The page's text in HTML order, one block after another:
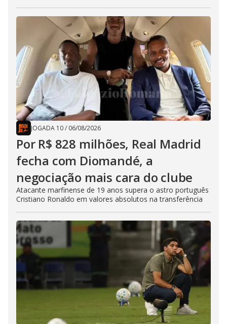
JOGADA 10/ 06/08/2026
Por R$ 828 milhões, Real Madrid
fecha com Diomandé, a
negociação mais cara do clube
Atacante marfinense de 19 anos supera o astro português
Cristiano Ronaldo em valores absolutos na transferência